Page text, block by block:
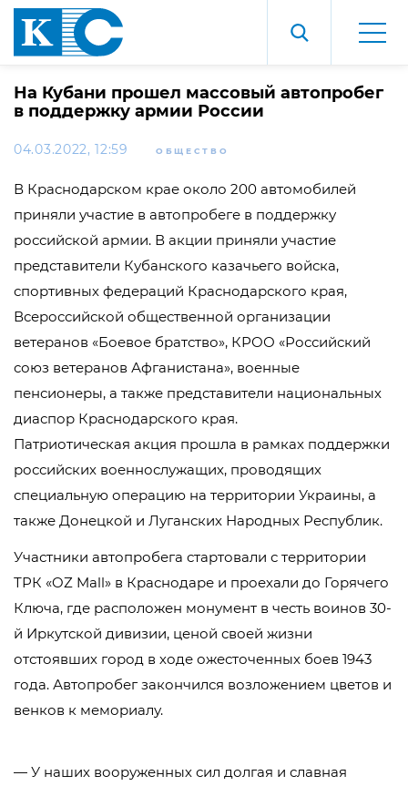
На Кубани прошел массовый автопробег
в поддержку армии России
04.03.2022, 12:59 ОБЩЕСТВО
В Краснодарском крае около 200 автомобилей
приняли участие в автопробеге в поддержку
российской армии. В акции приняли участие
представители Кубанского казачьего войска,
спортивных федераций Краснодарского края,
Всероссийской общественной организации
ветеранов «Боевое братство», КРОО «Российский
союз ветеранов Афганистана», военные
пенсионеры, а также представители национальных
диаспор Краснодарского края.
Патриотическая акция прошла в рамках поддержки
российских военнослужащих, проводящих
специальную операцию на территории Украины, а
также Донецкой и Луганских Народных Республик.
Участники автопробега стартовали с территории
ТРК «OZ Mall» в Краснодаре и проехали до Горячего
Ключа, где расположен монумент в честь воинов 30-
й Иркутской дивизии, ценой своей жизни
отстоявших город в ходе ожесточенных боев 1943
года. Автопробег закончился возложением цветов и
венков к мемориалу.
— У наших вооруженных сил долгая и славная